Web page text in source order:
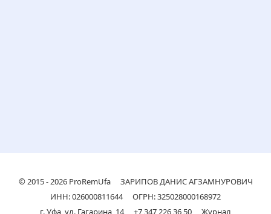
© 2015 - 2026 ProRemUfa
ЗАРИПОВ ДАНИС АГЗАМНУРОВИЧ
ИНН: 026000811644
ОГРН: 325028000168972
г. Уфа, ул. Гагарина, 14
+7 347 226 36 50 Журнал